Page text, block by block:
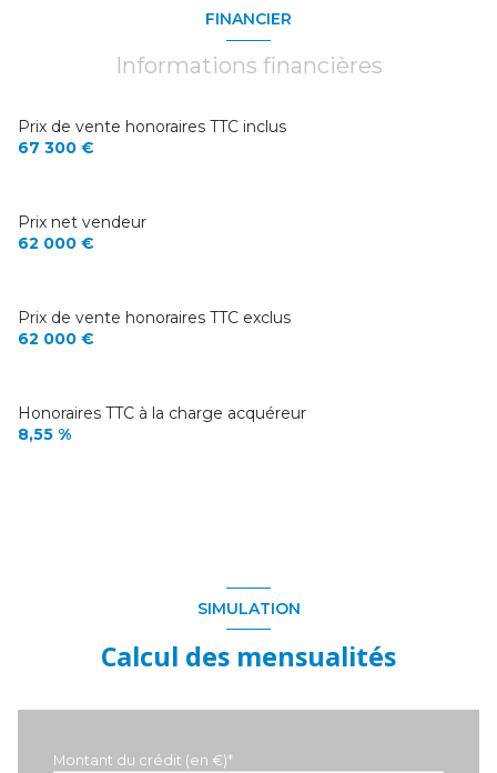
FINANCIER
Informations financières
Prix de vente honoraires TTC inclus
67 300 €
Prix net vendeur
62 000 €
Prix de vente honoraires TTC exclus
62 000 €
Honoraires TTC à la charge acquéreur
8,55 %
SIMULATION
Calcul des mensualités
Montant du crédit (en €)*